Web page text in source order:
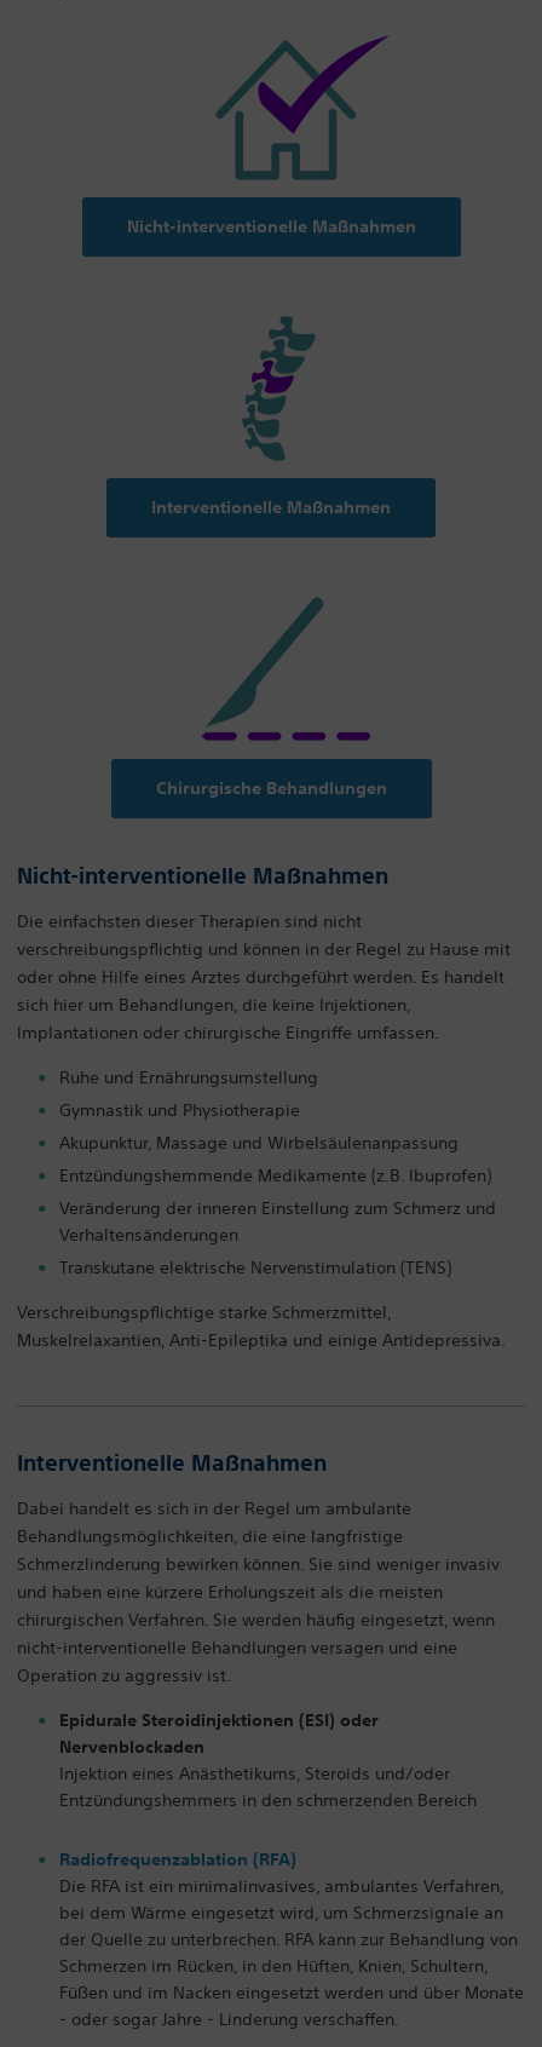
Nicht-interventionelle Maßnahmen
Interventionelle Maßnahmen
Chirurgische Behandlungen
Nicht-interventionelle Maßnahmen
Die einfachsten dieser Therapien sind nicht
verschreibungspflichtig und können in der Regel zu Hause mit
oder ohne Hilfe eines Arztes durchgeführt werden. Es handelt
sich hier um Behandlungen, die keine Injektionen,
Implantationen oder chirurgische Eingriffe umfassen.
Ruhe und Ernährungsumstellung
Gymnastik und Physiotherapie
Akupunktur, Massage und Wirbelsäulenanpassung
Entzündungshemmende Medikamente (z.B. Ibuprofen)
Veränderung der inneren Einstellung zum Schmerz und
Verhaltensänderungen
Transkutane elektrische Nervenstimulation (TENS)
Verschreibungspflichtige starke Schmerzmittel,
Muskelrelaxantien, Anti-Epileptika und einige Antidepressiva.
Interventionelle Maßnahmen
Dabei handelt es sich in der Regel um ambulante
Behandlungsmöglichkeiten, die eine langfristige
Schmerzlinderung bewirken können. Sie sind weniger invasiv
und haben eine kürzere Erholungszeit als die meisten
chirurgischen Verfahren. Sie werden häufig eingesetzt, wenn
nicht-interventionelle Behandlungen versagen und eine
Operation zu aggressiv ist.
Epidurale Steroidinjektionen (ESI) oder
Nervenblockaden
Injektion eines Anästhetikums, Steroids und/oder
Entzündungshemmers in den schmerzenden Bereich
Radiofrequenzablation (RFA)
Die RFA ist ein minimalinvasives, ambulantes Verfahren,
bei dem Wärme eingesetzt wird, um Schmerzsignale an
der Quelle zu unterbrechen. RFA kann zur Behandlung von
Schmerzen im Rücken, in den Hüften, Knien, Schultern,
Füßen und im Nacken eingesetzt werden und über Monate
- oder sogar Jahre - Linderung verschaffen.